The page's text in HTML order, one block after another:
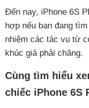
Đến nay, iPhone 6S
hợp nếu bạn đang
nhiệm các tác vụ từ
khúc giá phải chăng.
Cùng tìm hiểu
chiếc iPhone 6S